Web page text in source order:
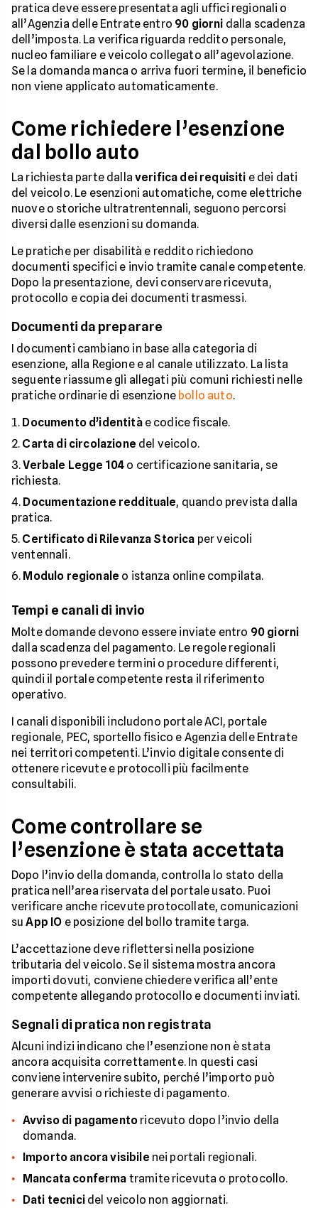
pratica deve essere presentata agli uffici regionali o
all’Agenzia delle Entrate entro 90 giorni dalla scadenza
dell’imposta. La verifica riguarda reddito personale,
nucleo familiare e veicolo collegato all’agevolazione.
Se la domanda manca o arriva fuori termine, il beneficio
non viene applicato automaticamente.
Come richiedere l’esenzione
dal bollo auto
La richiesta parte dalla verifica dei requisiti e dei dati
del veicolo. Le esenzioni automatiche, come elettriche
nuove o storiche ultratrentennali, seguono percorsi
diversi dalle esenzioni su domanda.
Le pratiche per disabilità e reddito richiedono
documenti specifici e invio tramite canale competente.
Dopo la presentazione, devi conservare ricevuta,
protocollo e copia dei documenti trasmessi.
Documenti da preparare
I documenti cambiano in base alla categoria di
esenzione, alla Regione e al canale utilizzato. La lista
seguente riassume gli allegati più comuni richiesti nelle
pratiche ordinarie di esenzione bollo auto.
Documento d’identitàe codice fiscale.
Carta di circolazione del veicolo.
Verbale Legge 104 o certificazione sanitaria, se
richiesta.
Documentazione reddituale, quando prevista dalla
pratica.
Certificato di Rilevanza Storica per veicoli
ventennali.
Modulo regionale o istanza online compilata.
Tempi e canali di invio
Molte domande devono essere inviate entro 90 giorni
dalla scadenza del pagamento. Le regole regionali
possono prevedere termini o procedure differenti,
quindi il portale competente resta il riferimento
operativo.
I canali disponibili includono portale ACI, portale
regionale, PEC, sportello fisico e Agenzia delle Entrate
nei territori competenti. L’invio digitale consente di
ottenere ricevute e protocolli più facilmente
consultabili.
Come controllare se
l’esenzione è stata accettata
Dopo l’invio della domanda, controlla lo stato della
pratica nell’area riservata del portale usato. Puoi
verificare anche ricevute protocollate, comunicazioni
suApp IO e posizione del bollo tramite targa.
L’accettazione deve riflettersi nella posizione
tributaria del veicolo. Se il sistema mostra ancora
importi dovuti, conviene chiedere verifica all’ente
competente allegando protocollo e documenti inviati.
Segnali di pratica non registrata
Alcuni indizi indicano che l’esenzione non è stata
ancora acquisita correttamente. In questi casi
conviene intervenire subito, perché l’importo può
generare avvisi o richieste di pagamento.
Avviso di pagamento ricevuto dopo l’invio della
domanda.
Importo ancora visibile nei portali regionali.
Mancata conferma tramite ricevuta o protocollo.
Dati tecnicidel veicolo non aggiornati.